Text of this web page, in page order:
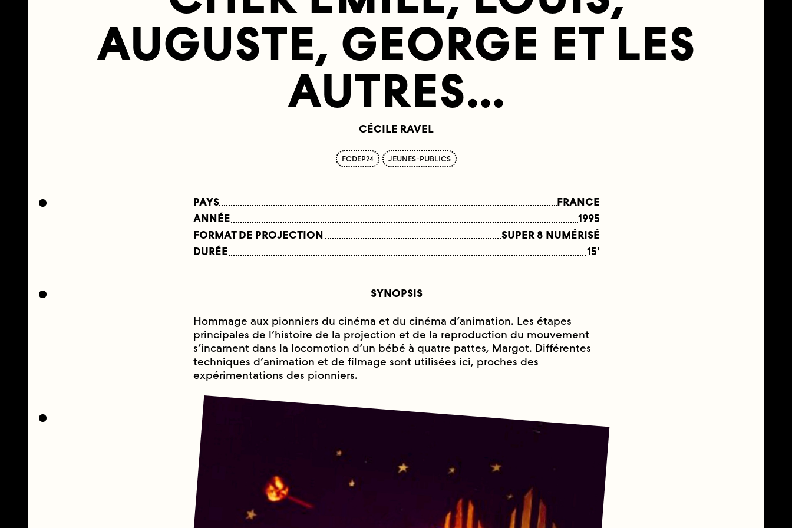
AUGUSTE, GEORGE ET LES
AUTRES...
CÉCILE RAVEL
FCDEP24 JEUNES-PUBLICS
PAYS
FRANCE
ANNÉE
1995
FORMAT DE PROJECTION
SUPER 8 NUMÉRISÉ
DURÉE
15'
SYNOPSIS
Hommage aux pionniers du cinéma et du cinéma d’animation. Les étapes
principales de l’histoire de la projection et de la reproduction du mouvement
s’incarnent dans la locomotion d’un bébé à quatre pattes, Margot. Différentes
techniques d’animation et de filmage sont utilisées ici, proches des
expérimentations des pionniers.